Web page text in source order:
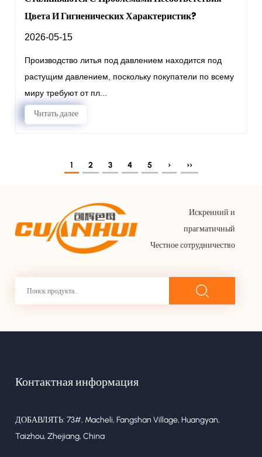
Цвета И Гигиенических Характеристик?
2026-05-15
Производство литья под давлением находится под
растущим давлением, поскольку покупатели по всему
миру требуют от пл...
Читать далее
1 2 3 4 5 › ››
Искренний и
прагматичный
Честное сотрудничество
Контактная информация
ДОБАВЛЯТЬ: 73#, Macheli, Fangshan Village, Huangyan,
Taizhou, Zhejiang, China